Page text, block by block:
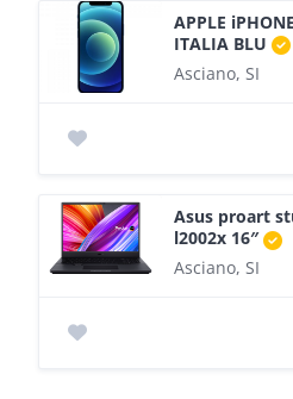
APPLE
ITALIA BLU
Asciano, SI
Asus proart
l2002x 16″
Asciano, SI